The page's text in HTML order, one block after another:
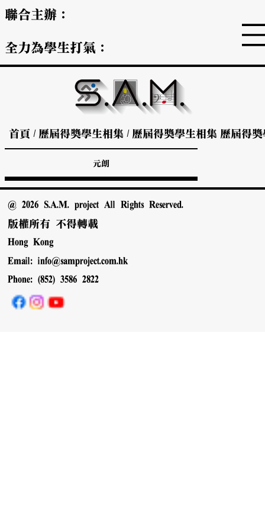
聯合主辦：
全力為學生打氣：
首頁 / 歷屆得獎學生相集 / 歷屆得獎學生相集 歷屆得
元朗
@ 2026 S.A.M. project All Rights Reserved.
版權所有 不得轉載
Hong Kong
Email: info@samproject.com.hk
Phone: (852) 3586 2822